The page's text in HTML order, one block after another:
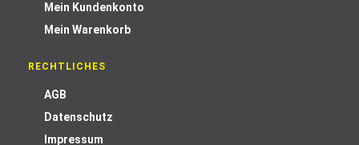
Mein Kundenkonto
Mein Warenkorb
RECHTLICHES
AGB
Datenschutz
Impressum